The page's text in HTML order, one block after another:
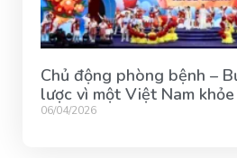
Chủ động phòng bệnh –
lược vì một Việt Nam khỏe
06/04/2026